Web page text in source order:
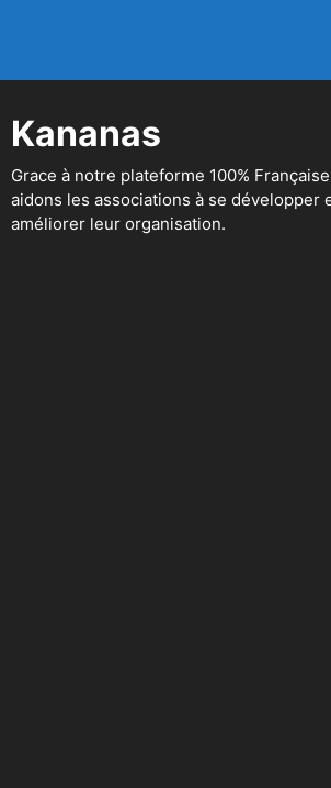
Kananas
Grace à notre plateforme 100%
aidons les associations à se développer
améliorer leur organisation.